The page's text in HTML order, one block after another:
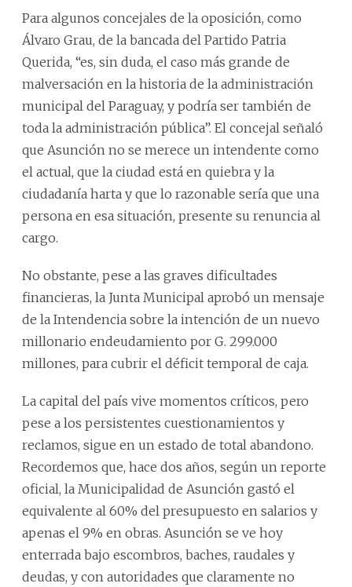
Para algunos concejales de la oposición, como
Álvaro Grau, de la bancada del Partido Patria
Querida, “es, sin duda, el caso más grande de
malversación en la historia de la administración
municipal del Paraguay, y podría ser también de
toda la administración pública”. El concejal señaló
que Asunción no se merece un intendente como
el actual, que la ciudad está en quiebra y la
ciudadanía harta y que lo razonable sería que una
persona en esa situación, presente su renuncia al
cargo.
No obstante, pese a las graves dificultades
financieras, la Junta Municipal aprobó un mensaje
de la Intendencia sobre la intención de un nuevo
millonario endeudamiento por G. 299.000
millones, para cubrir el déficit temporal de caja.
La capital del país vive momentos críticos, pero
pese a los persistentes cuestionamientos y
reclamos, sigue en un estado de total abandono.
Recordemos que, hace dos años, según un reporte
oficial, la Municipalidad de Asunción gastó el
equivalente al 60% del presupuesto en salarios y
apenas el 9% en obras. Asunción se ve hoy
enterrada bajo escombros, baches, raudales y
deudas, y con autoridades que claramente no